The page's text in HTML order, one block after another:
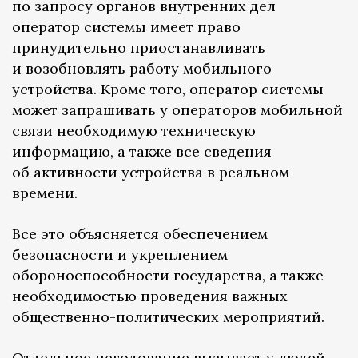
по запросу органов внутренних дел
оператор системы имеет право
принудительно приостанавливать
и возобновлять работу мобильного
устройства. Кроме того, оператор системы
может запрашивать у операторов мобильной
связи необходимую техническую
информацию, а также все сведения
об активности устройства в реальном
времени.
Все это объясняется обеспечением
безопасности и укреплением
обороноспособности государства, а также
необходимостью проведения важных
общественно-политических мероприятий.